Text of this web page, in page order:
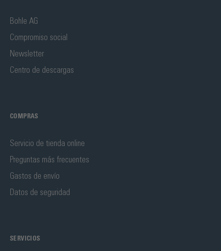
Bohle AG
Compromiso social
Newsletter
Centro de descargas
COMPRAS
Servicio de tienda online
Preguntas más frecuentes
Gastos de envío
Datos de seguridad
SERVICIOS